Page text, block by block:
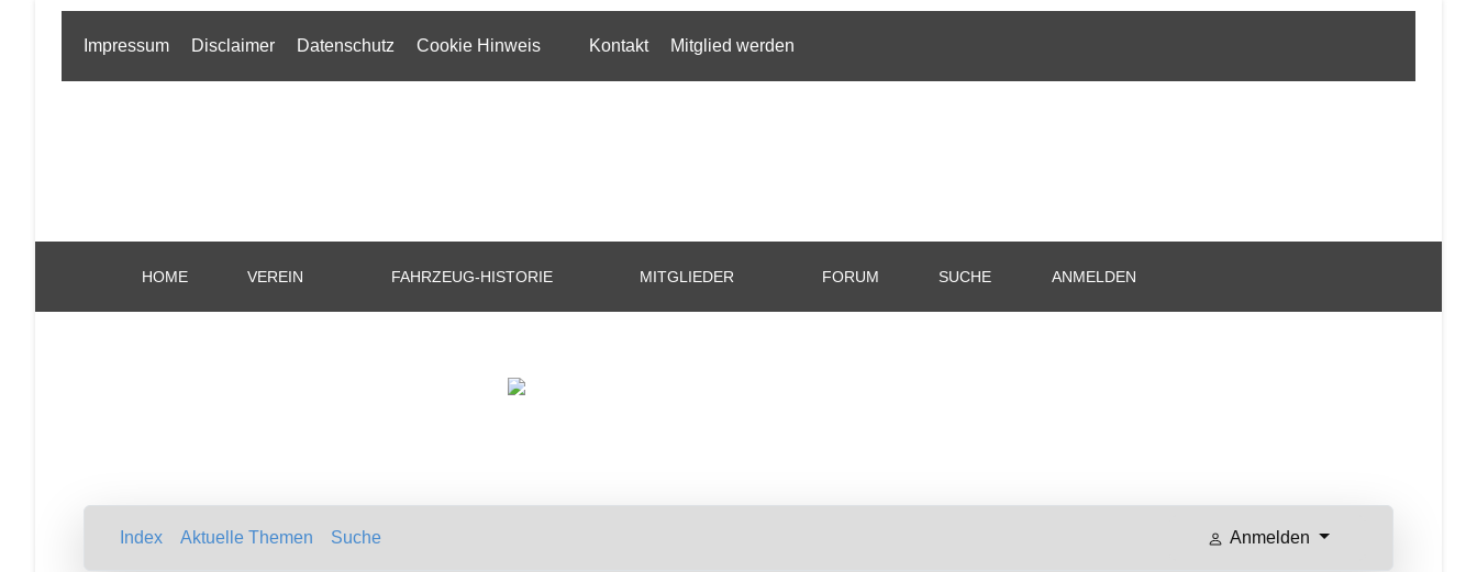
Impressum Disclaimer Datenschutz Cookie Hinweis Kontakt Mitglied werden
HOME VEREIN FAHRZEUG-HISTORIE MITGLIEDER FORUM SUCHE ANMELDEN
Index Aktuelle Themen Suche Anmelden